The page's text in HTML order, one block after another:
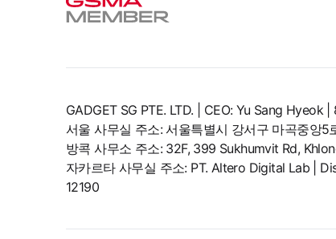
GADGET SG PTE. LTD. | CEO: Yu Sang Hyeok
서울 사무실 주소: 서울특별시 강서구 마곡중앙5
방콕 사무소 주소: 32F, 399 Sukhumvit Rd,
자카르타 사무실 주소: PT. Altero Digital Lab |
12190